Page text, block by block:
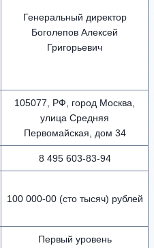
Генеральный директор
Боголепов Алексей
Григорьевич
105077, РФ, город Москва,
улица Средняя
Первомайская, дом 34
8 495 603-83-94
100 000-00 (сто тысяч) рублей
Первый уровень